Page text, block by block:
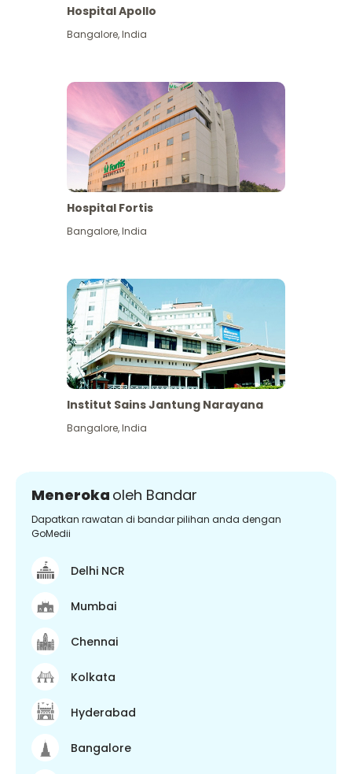
Hospital Apollo
Bangalore,India
Hospital Fortis
Bangalore,India
Institut Sains Jantung Narayana
Bangalore,India
Meneroka oleh Bandar
Dapatkan rawatan di bandar pilihan anda dengan
GoMedii
Delhi NCR
Mumbai
Chennai
Kolkata
Hyderabad
Bangalore